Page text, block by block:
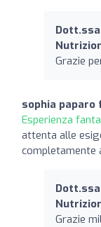
Grazie
sophia
Esperienza
attenta alle
completamente
Grazie